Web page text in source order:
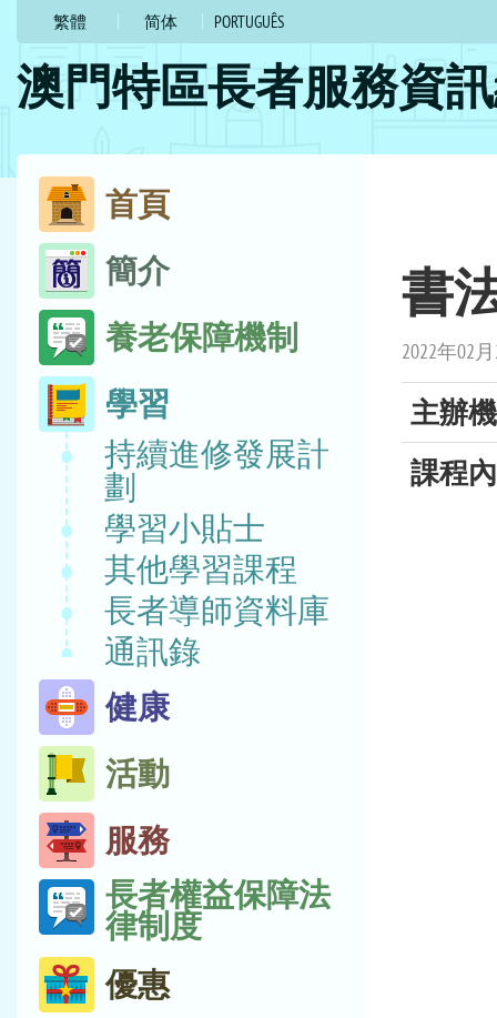
繁體 简体 PORTUGUÊS
澳門特區長者服務資
跳
至
內
容
首頁
簡介
養老保障機制
學習
持續進修發展計
劃
學習小貼士
其他學習課程
長者導師資料庫
通訊錄
健康
活動
服務
長者權益保障法
律制度
優惠
位
置
書
2022年02
主辦
課程